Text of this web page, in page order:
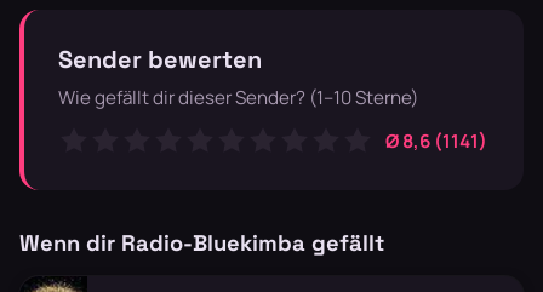
Sender bewerten
Wie gefällt dir dieser Sender? (1–10 Sterne)
Ø 8,6 (1141)
Wenn dir Radio-Bluekimba gefällt